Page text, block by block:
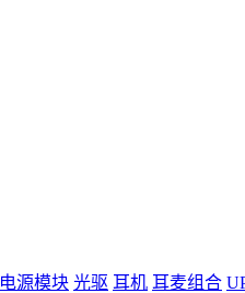
电源模块 光驱 耳机 耳麦组合